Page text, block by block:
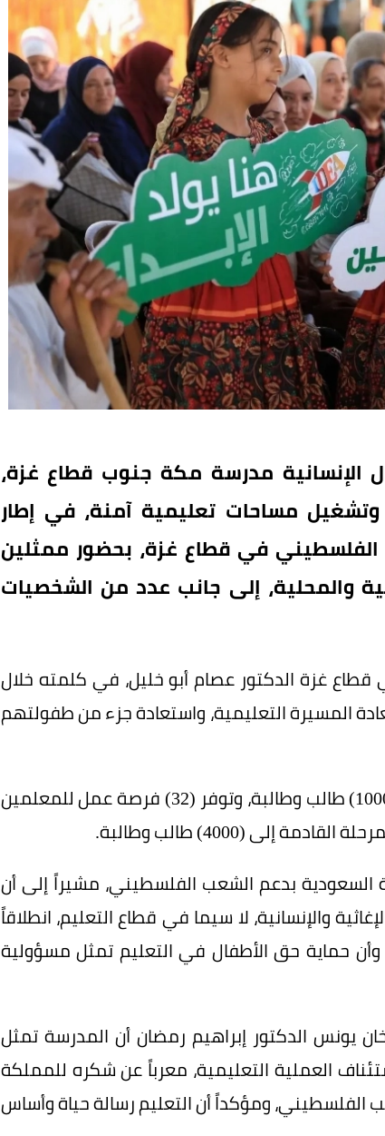
الإنسانية مدرسة مكة جنوب قطاع غزة،
وتشغيل مساحات تعليمية آمنة، في إطار
الفلسطيني في قطاع غزة، بحضور ممثلين
والمحلية، إلى جانب عدد من الشخصيات
غزة الدكتور عصام أبو خليل، في كلمته خلال
المسيرة التعليمية، واستعادة جزء من طفولتهم
وأكد أن المدرسة ستستقبل في مرحلتها الأولى (1000) طالب وطالبة، وتوفر (32) فرصة عمل للمعلمين
إلى (4000) طالب وطالبة.
السعودية بدعم الشعب الفلسطيني، مشيراً إلى أن
والإنسانية، لا سيما في قطاع التعليم، انطلاقاً
وأن حماية حق الأطفال في التعليم تمثل مسؤولية
يونس الدكتور إبراهيم رمضان أن المدرسة تمثل
العملية التعليمية، معرباً عن شكره للمملكة
ومؤكداً أن التعليم رسالة حياة وأساس